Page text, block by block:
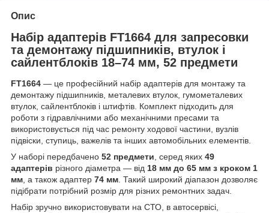
Опис
Набір адаптерів FT1664 для запресовки
та демонтажу підшипників, втулок і
сайлентблоків 18–74 мм, 52 предмети
FT1664 — це професійний набір адаптерів для монтажу та
демонтажу підшипників, металевих втулок, гумометалевих
втулок, сайлентблоків і штифтів. Комплект підходить для
роботи з гідравлічними або механічними пресами та
використовується під час ремонту ходової частини, вузлів
підвіски, ступиць, важелів та інших автомобільних елементів.
У наборі передбачено 52 предмети, серед яких 49
адаптерів різного діаметра — від 18 мм до 65 мм з кроком 1
мм, а також адаптер 74 мм. Такий широкий діапазон дозволяє
підібрати потрібний розмір для різних ремонтних задач.
Набір зручно використовувати на СТО, в автосервісі,